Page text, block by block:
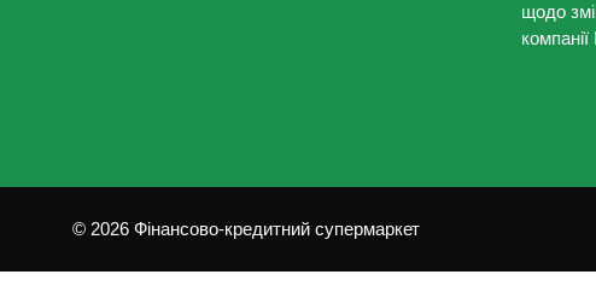
щодо
© 2026 Фінансово-кредитний супермаркет